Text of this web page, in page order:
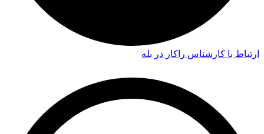
ارتباط با کارشناس راکار در بله